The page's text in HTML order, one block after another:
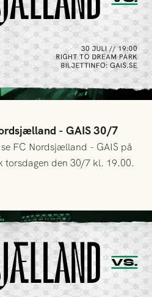
- GAIS 30/7
FC Nordsjælland - GAIS på
torsdagen den 30/7 kl. 19.00.